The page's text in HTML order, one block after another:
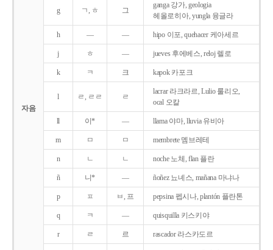
자음
g ㄱ, ㅎ 그
ganga 강가, geologia
헤올로히아, yungla 융글라
h ― ― hipo 이포, quehacer 케아세르
j ㅎ ― jueves 후에베스, reloj 렐로
k ㅋ 크 kapok 카포크
l ㄹ, ㄹㄹ ㄹ
lacrar 라크라르, Lulio 룰리오,
ocal 오칼
ll 이* ― llama 야마, lluvia 유비아
m ㅁ ㅁ membrete 멤브레테
n ㄴ ㄴ noche 노체, flan 플란
ñ 니* ― ñoñez 뇨녜스, mañana 마냐나
p ㅍ ㅂ, 프 pepsina 펩시나, plantón 플란톤
q ㅋ ― quisquilla 키스키야
r ㄹ 르 rascador 라스카도르